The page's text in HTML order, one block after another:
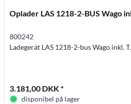
Oplader LAS 1218-2-BUS Wago
800242
Ladegerät LAS 1218-2-bus Wago inkl.
3.181,00 DKK *
disponibel på lager